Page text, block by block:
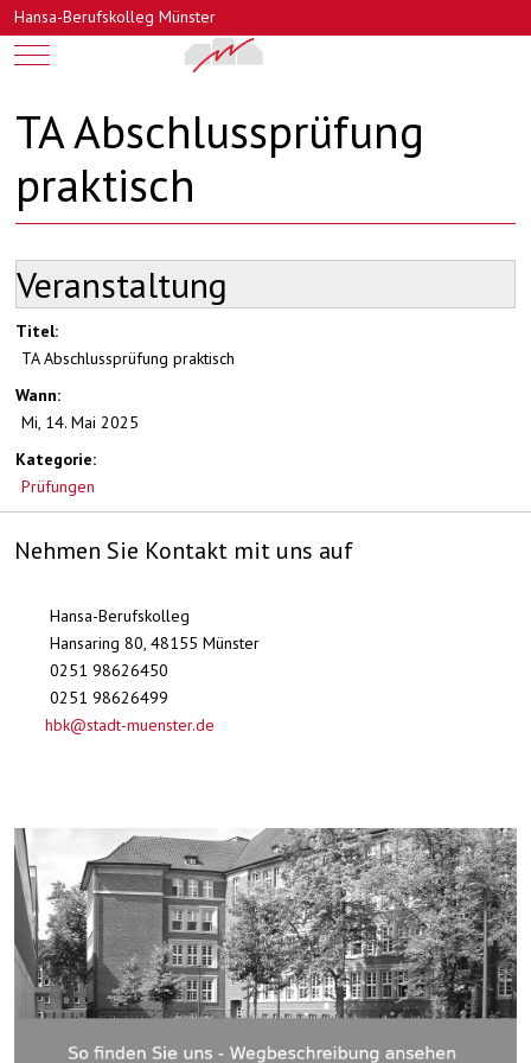
Hansa-Berufskolleg Münster
Mobile Menu Toggle
TA Abschlussprüfung
praktisch
Veranstaltung
Titel:
TA Abschlussprüfung praktisch
Wann:
Mi, 14. Mai 2025
Kategorie:
Prüfungen
Nehmen Sie Kontakt mit uns auf
Hansa-Berufskolleg
Hansaring 80, 48155 Münster
0251 98626450
0251 98626499
hbk@stadt-muenster.de